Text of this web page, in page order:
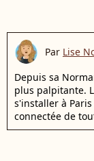
Par Lise
Depuis sa
plus palpitante.
s'installer à
connectée de